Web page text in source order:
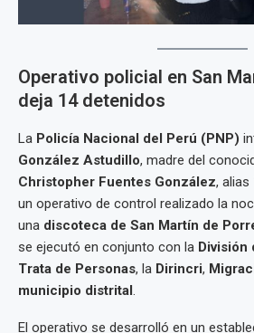
Operativo policial en San
deja 14 detenidos
La Policía Nacional del Perú (PNP)
González Astudillo, madre del
Christopher Fuentes González, alias
un operativo de control realizado la
una discoteca de San Martín de
se ejecutó en conjunto con la División
Trata de Personas, la Dirincri,
municipio distrital
El operativo se desarrolló en un